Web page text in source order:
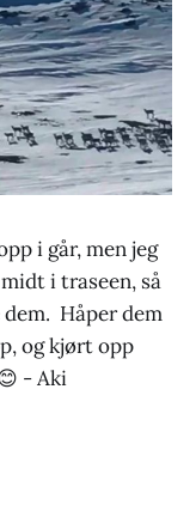
i går, men jeg
i traseen, så
dem. Håper dem
og kjørt opp
- Aki